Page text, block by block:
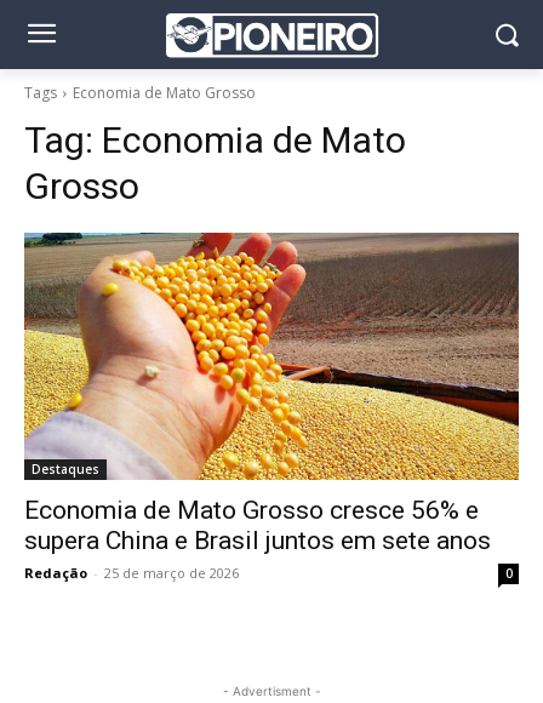
Tags Economia de Mato Grosso
Tag: Economia de Mato
Grosso
Destaques
Economia de Mato Grosso cresce 56% e
supera China e Brasil juntos em sete anos
Redação - 25 de março de 2026 0
- Advertisment -